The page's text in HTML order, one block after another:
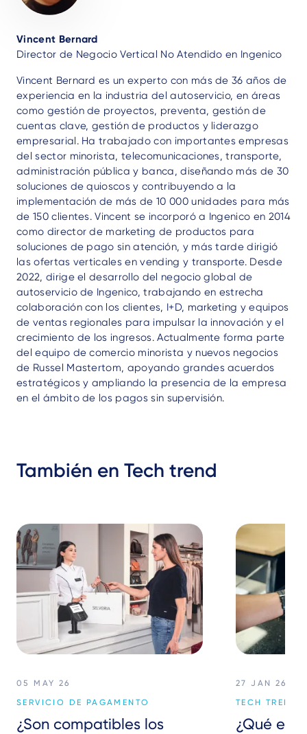
Vincent Bernard
Director de Negocio Vertical No Atendido en Ingenico
Vincent Bernard es un experto con más de 36 años de
experiencia en la industria del autoservicio, en áreas
como gestión de proyectos, preventa, gestión de
cuentas clave, gestión de productos y liderazgo
empresarial. Ha trabajado con importantes empresas
del sector minorista, telecomunicaciones, transporte,
administración pública y banca, diseñando más de 30
soluciones de quioscos y contribuyendo a la
implementación de más de 10 000 unidades para más
de 150 clientes. Vincent se incorporó a Ingenico en 2014
como director de marketing de productos para
soluciones de pago sin atención, y más tarde dirigió
las ofertas verticales en vending y transporte. Desde
2022, dirige el desarrollo del negocio global de
autoservicio de Ingenico, trabajando en estrecha
colaboración con los clientes, I+D, marketing y equipos
de ventas regionales para impulsar la innovación y el
crecimiento de los ingresos. Actualmente forma parte
del equipo de comercio minorista y nuevos negocios
de Russel Mastertom, apoyando grandes acuerdos
estratégicos y ampliando la presencia de la empresa
en el ámbito de los pagos sin supervisión.
También en Tech trend
05 MAY 26
SERVICIO DE PAGAMENTO
¿Son compatibles los
27 JAN 26
TECH TREND
¿Qué es